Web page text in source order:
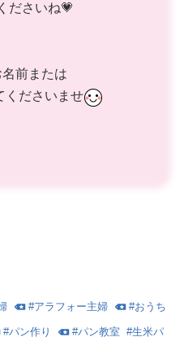
ださいね💗
前または
くださいませ
#アラフォー主婦 #おうち
#パン作り #パン教室 #生米パ